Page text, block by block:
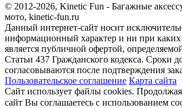
© 2012-2026, Kinetic Fun - Багажные
мото, kinetic-fun.ru
Данный интернет-сайт носит
информационный характер и ни при каких
является публичной офертой,
Статьи 437 Гражданского кодекса. Сроки
согласовываются после подтверждения
Пользовательское соглашение Карта сайта
Сайт использует файлы cookies.
сайт Вы соглашаетесь с использованием